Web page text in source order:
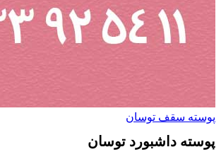
پوسته سقف توسان
پوسته داشبورد توسان